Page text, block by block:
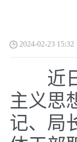
2024-02-23 15:32
近日
主义思
记、局